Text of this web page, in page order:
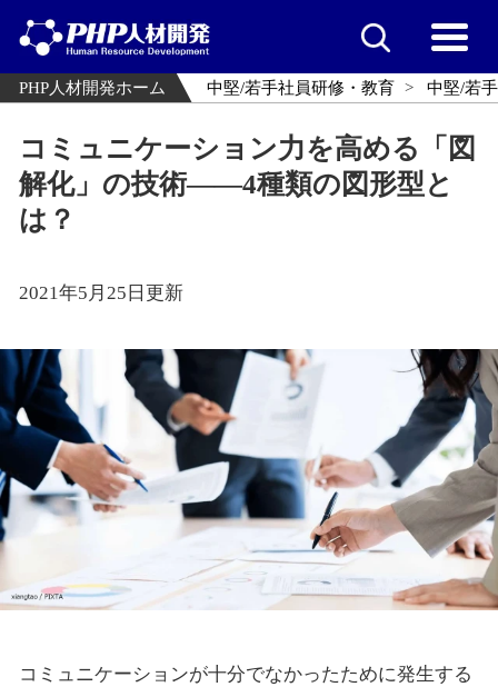
PHP人材開発ホーム 中堅/若手社員研修・教育 中堅/若
コミュニケーション力を高める「図
解化」の技術――4種類の図形型と
は？
2021年5月25日更新
コミュニケーションが十分でなかったために発生する